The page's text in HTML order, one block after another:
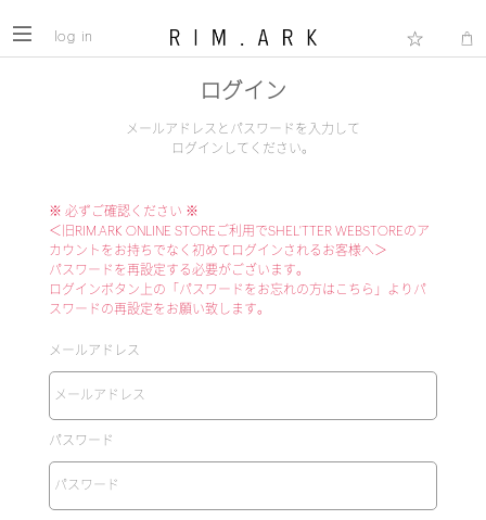
log in
ログイン
メールアドレスとパスワードを入力して
ログインしてください。
※ 必ずご確認ください ※
＜旧RIM.ARK ONLINE STOREご利用でSHEL'TTER WEBSTOREのア
カウントをお持ちでなく初めてログインされるお客様へ＞
パスワードを再設定する必要がございます。
ログインボタン上の「パスワードをお忘れの方はこちら」よりパ
スワードの再設定をお願い致します。
メールアドレス
パスワード